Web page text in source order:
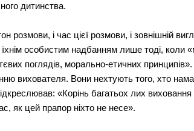
дитинства.
розмови, і час цієї розмови, і зовнішній
особистим надбанням лише тоді, коли
поглядів, морально-етичних
вихователя. Вони нехтують того, хто
«Корінь багатьох лих
як цей прапор ніхто не несе».